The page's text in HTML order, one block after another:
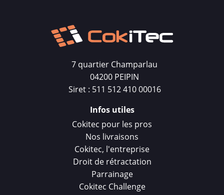
7 quartier Champarlau
04200 PEIPIN
Siret : 511 512 410 00016
Infos utiles
Cokitec pour les pros
Nos livraisons
Cokitec, l'entreprise
Droit de rétractation
Parrainage
Cokitec Challenge